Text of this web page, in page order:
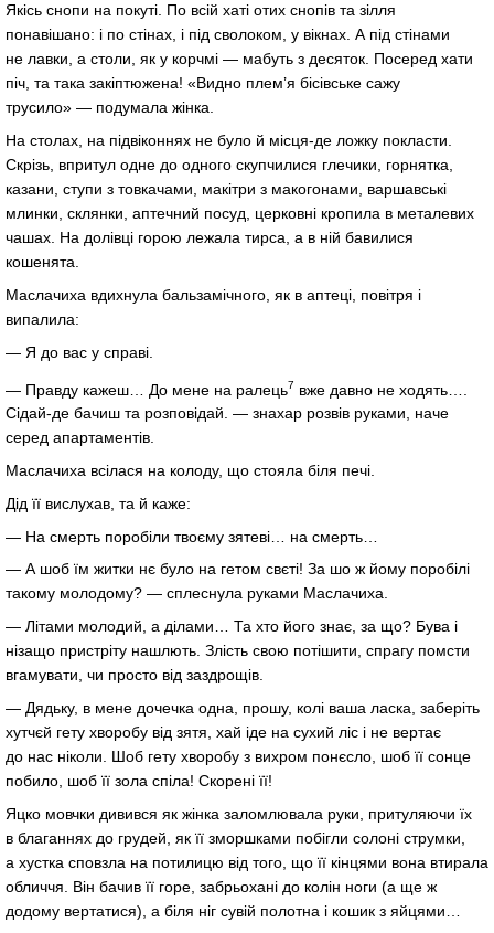
Якісь снопи на покуті. По всій хаті отих снопів та зілля
понавішано: і по стінах, і під сволоком, у вікнах. А під стінами
не лавки, а столи, як у корчмі — мабуть з десяток. Посеред хати
піч, та така закіптюжена! «Видно плем’я бісівське сажу
трусило» — подумала жінка.
На столах, на підвіконнях не було й місця-де ложку покласти.
Скрізь, впритул одне до одного скупчилися глечики, горнятка,
казани, ступи з товкачами, макітри з макогонами, варшавські
млинки, склянки, аптечний посуд, церковні кропила в металевих
чашах. На долівці горою лежала тирса, а в ній бавилися
кошенята.
Маслачиха вдихнула бальзамічного, як в аптеці, повітря і
випалила:
— Я до вас у справі.
— Правду кажеш… До мене на ралець7 вже давно не ходять….
Сідай-де бачиш та розповідай. — знахар розвів руками, наче
серед апартаментів.
Маслачиха всілася на колоду, що стояла біля печі.
Дід її вислухав, та й каже:
— На смерть поробіли твоєму зятеві… на смерть…
— А шоб їм житки нє було на гетом свєті! За шо ж йому поробілі
такому молодому? — сплеснула руками Маслачиха.
— Літами молодий, а ділами… Та хто його знає, за що? Бува і
нізащо пристріту нашлють. Злість свою потішити, спрагу помсти
вгамувати, чи просто від заздрощів.
— Дядьку, в мене дочечка одна, прошу, колі ваша ласка, заберіть
хутчєй гету хворобу від зятя, хай іде на сухий ліс і не вертає
до нас ніколи. Шоб гету хворобу з вихром понєсло, шоб її сонце
побило, шоб її зола спіла! Скорені її!
Яцко мовчки дивився як жінка заломлювала руки, притуляючи їх
в благаннях до грудей, як її зморшками побігли солоні струмки,
а хустка сповзла на потилицю від того, що її кінцями вона втирала
обличчя. Він бачив її горе, забрьохані до колін ноги (а ще ж
додому вертатися), а біля ніг сувій полотна і кошик з яйцями…